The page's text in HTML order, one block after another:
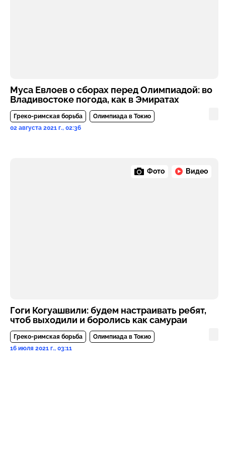
Муса Евлоев о сборах перед Олимпиадой: во
Владивостоке погода, как в Эмиратах
Греко-римская борьба
Олимпиада в Токио
02 августа 2021 г., 02:36
Фото Видео
Гоги Когуашвили: будем настраивать ребят,
чтоб выходили и боролись как самураи
Греко-римская борьба
Олимпиада в Токио
16 июля 2021 г., 03:11